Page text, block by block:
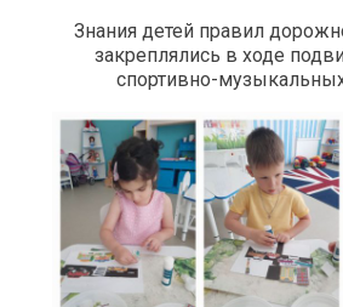
Знания детей правил
закреплялись в ходе
спортивно-